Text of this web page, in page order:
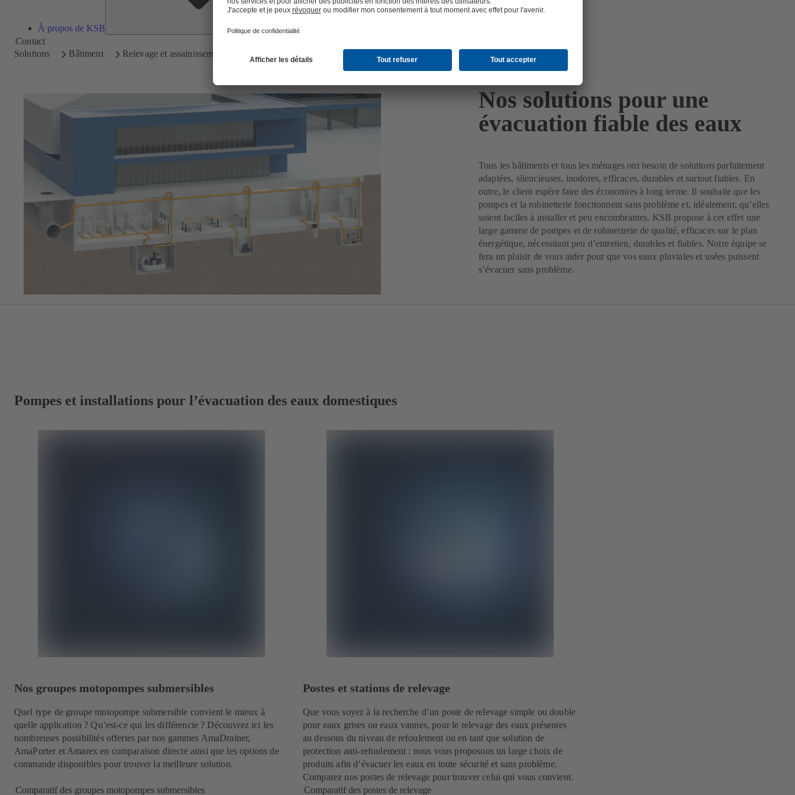
À propos de KSB
Contact
Solutions
Bâtiment Relevage et assainissement
Nos solutions pour une
évacuation fiable des eaux
Tous les bâtiments et tous les ménages ont besoin de solutions parfaitement
adaptées, silencieuses, inodores, efficaces, durables et surtout fiables. En
outre, le client espère faire des économies à long terme. Il souhaite que les
pompes et la robinetterie fonctionnent sans problème et, idéalement, qu’elles
soient faciles à installer et peu encombrantes. KSB propose à cet effet une
large gamme de pompes et de robinetterie de qualité, efficaces sur le plan
énergétique, nécessitant peu d’entretien, durables et fiables. Notre équipe se
fera un plaisir de vous aider pour que vos eaux pluviales et usées puissent
s’évacuer sans problème.
Pompes et installations pour l’évacuation des eaux domestiques
Nos groupes motopompes submersibles
Quel type de groupe motopompe submersible convient le mieux à
quelle application ? Qu’est-ce qui les différencie ? Découvrez ici les
nombreuses possibilités offertes par nos gammes AmaDrainer,
AmaPorter et Amarex en comparaison directe ainsi que les options de
commande disponibles pour trouver la meilleure solution.
Comparatif des groupes motopompes submersibles
Postes et stations de relevage
Que vous soyez à la recherche d’un poste de relevage simple ou double
pour eaux grises ou eaux vannes, pour le relevage des eaux présentes
au dessous du niveau de refoulement ou en tant que solution de
protection anti-refoulement : nous vous proposons un large choix de
produits afin d’évacuer les eaux en toute sécurité et sans problème.
Comparez nos postes de relevage pour trouver celui qui vous convient.
Comparatif des postes de relevage